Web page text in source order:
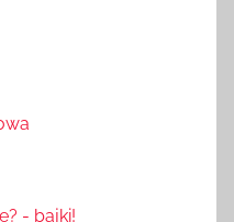
- bajki!